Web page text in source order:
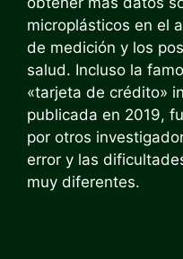
microplásticos en el
de medición y los
salud. Incluso la
«tarjeta de crédito»
publicada en 2019,
por otros
error y las
muy diferentes.